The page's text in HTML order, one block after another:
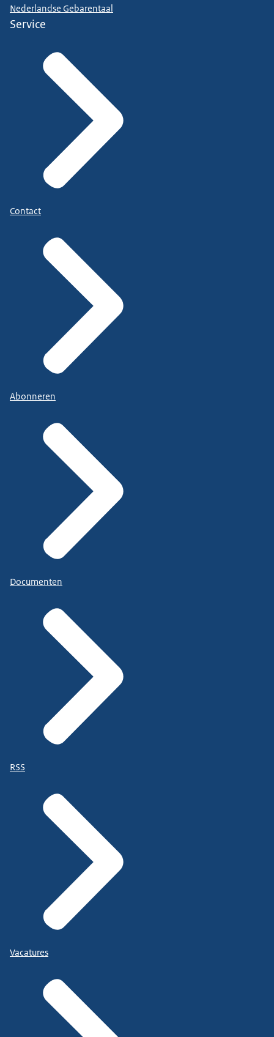
Nederlandse Gebarentaal
Service
Contact
Abonneren
Documenten
RSS
Vacatures